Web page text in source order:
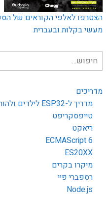
הצטרפו לאלפי הקוראים של
מעשי בקלות ובעברית
חיפוש
עבור:
מדריכים
מדריך ל-ESP32 לילדים ולהורים מאפס
טייפסקריפט
ריאקט
ECMAScript 6
ES20XX
מיקרו בקרים
רספברי פיי
Node.js